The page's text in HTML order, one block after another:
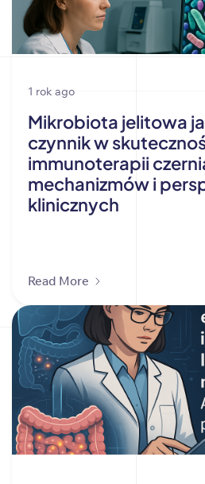
1 rok ago
Mikrobiota jelitowa
czynnik w
immunoterapii
mechanizmów i
klinicznych
Read More